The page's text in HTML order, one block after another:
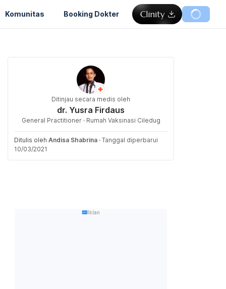
Komunitas Booking Dokter
Ditinjau secara medis oleh
dr. Yusra Firdaus
General Practitioner · Rumah Vaksinasi Ciledug
Ditulis oleh Andisa Shabrina · Tanggal diperbarui
10/03/2021
Iklan